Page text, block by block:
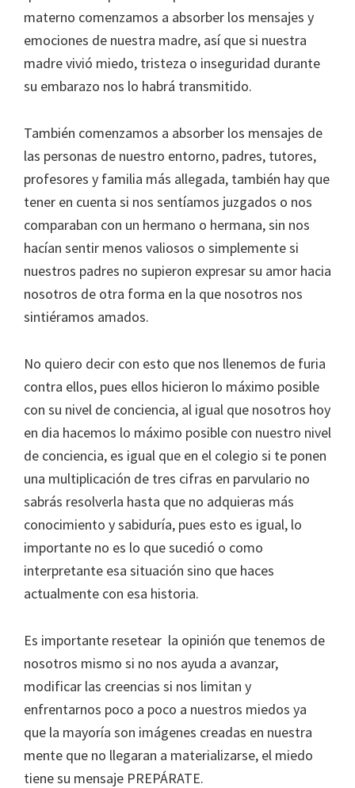
materno comenzamos a absorber los mensajes y
emociones de nuestra madre, así que si nuestra
madre vivió miedo, tristeza o inseguridad durante
su embarazo nos lo habrá transmitido.
También comenzamos a absorber los mensajes de
las personas de nuestro entorno, padres, tutores,
profesores y familia más allegada, también hay que
tener en cuenta si nos sentíamos juzgados o nos
comparaban con un hermano o hermana, sin nos
hacían sentir menos valiosos o simplemente si
nuestros padres no supieron expresar su amor hacia
nosotros de otra forma en la que nosotros nos
sintiéramos amados.
No quiero decir con esto que nos llenemos de furia
contra ellos, pues ellos hicieron lo máximo posible
con su nivel de conciencia, al igual que nosotros hoy
en dia hacemos lo máximo posible con nuestro nivel
de conciencia, es igual que en el colegio si te ponen
una multiplicación de tres cifras en parvulario no
sabrás resolverla hasta que no adquieras más
conocimiento y sabiduría, pues esto es igual, lo
importante no es lo que sucedió o como
interpretante esa situación sino que haces
actualmente con esa historia.
Es importante resetear la opinión que tenemos de
nosotros mismo si no nos ayuda a avanzar,
modificar las creencias si nos limitan y
enfrentarnos poco a poco a nuestros miedos ya
que la mayoría son imágenes creadas en nuestra
mente que no llegaran a materializarse, el miedo
tiene su mensaje PREPÁRATE.